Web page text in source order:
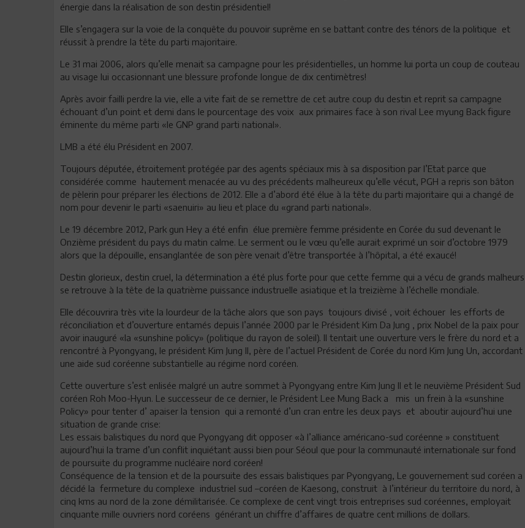
énergie dans la réalisation de son destin présidentiel!
Elle s’engagera sur la voie de la conquête du pouvoir suprême en se battant contre des ténors de la politique et
réussit à prendre la tête du parti majoritaire.
Le 31 mai 2006, alors qu’elle menait sa campagne pour les présidentielles, un homme lui porta un coup de couteau
au visage lui occasionnant une blessure profonde longue de dix centimètres!
Après avoir failli perdre la vie, elle a vite fait de se remettre de cet autre coup du destin et reprit sa campagne
échouant d’un point et demi dans le pourcentage des voix aux primaires face à son rival Lee myung Back figure
éminente du même parti «le GNP grand parti national».
LMB a été élu Président en 2007.
Toujours députée, étroitement protégée par des agents spéciaux mis à sa disposition par l’Etat parce que
considérée comme hautement menacée au vu des précédents malheureux qu’elle vécut, PGH a repris son bâton
de pèlerin pour préparer les élections de 2012. Elle a d’abord été élue à la tête du parti majoritaire qui a changé de
nom pour devenir le parti «saenuiri» au lieu et place du «grand parti national».
Le 19 décembre 2012, Park gun Hey a été enfin élue première femme présidente en Corée du sud devenant le
Onzième président du pays du matin calme. Le serment ou le vœu qu’elle aurait exprimé un soir d’octobre 1979
alors que la dépouille, ensanglantée de son père venait d’être transportée à l’hôpital, a été exaucé!
Destin glorieux, destin cruel, la détermination a été plus forte pour que cette femme qui a vécu de grands malheurs
se retrouve à la tête de la quatrième puissance industruelle asiatique et la treizième à l’échelle mondiale.
Elle découvrira très vite la lourdeur de la tâche alors que son pays toujours divisé , voit échouer les efforts de
réconciliation et d’ouverture entamés depuis l’année 2000 par le Président Kim Da Jung , prix Nobel de la paix pour
avoir inauguré «la «sunshine policy» (politique du rayon de soleil). Il tentait une ouverture vers le frère du nord et a
rencontré à Pyongyang, le président Kim Jung Il, père de l’actuel Président de Corée du nord Kim Jung Un, accordant
une aide sud coréenne substantielle au régime nord coréen.
Cette ouverture s’est enlisée malgré un autre sommet à Pyongyang entre Kim Jung Il et le neuvième Président Sud
coréen Roh Moo-Hyun. Le successeur de ce dernier, le Président Lee Mung Back a mis un frein à la «sunshine
Policy» pour tenter d’ apaiser la tension qui a remonté d’un cran entre les deux pays et aboutir aujourd’hui une
situation de grande crise:
Les essais balistiques du nord que Pyongyang dit opposer «à l’alliance américano-sud coréenne » constituent
aujourd’hui la trame d’un conflit inquiétant aussi bien pour Séoul que pour la communauté internationale sur fond
de poursuite du programme nucléaire nord coréen!
Conséquence de la tension et de la poursuite des essais balistiques par Pyongyang, Le gouvernement sud coréen a
décidé la fermeture du complexe industriel sud –coréen de Kaesong, construit à l’intérieur du territoire du nord, à
cinq kms au nord de la zone démilitarisée. Ce complexe de cent vingt trois entreprises sud coréennes, employait
cinquante mille ouvriers nord coréens générant un chiffre d’affaires de quatre cent millions de dollars.